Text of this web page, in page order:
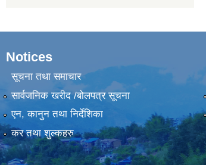
Notices
सूचना तथा समाचार
सार्वजनिक खरीद /बोलपत्र सूचना
एन, कानुन तथा निर्देशिका
कर तथा शुल्कहरु